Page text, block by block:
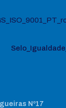
Nº17